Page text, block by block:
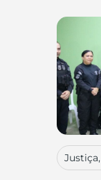
Justiça,